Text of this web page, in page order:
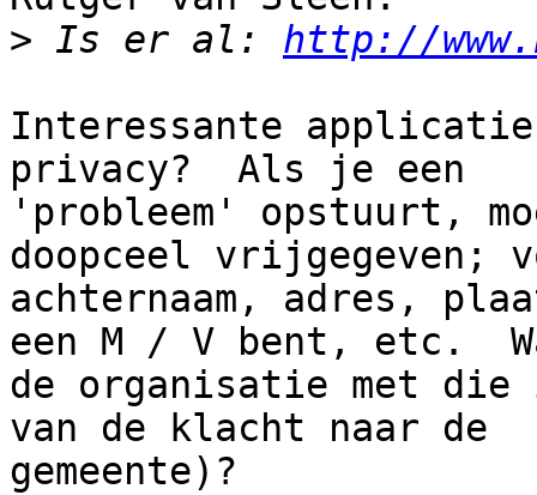
> Is er al: http://
Interessante
privacy?  Als je een
'probleem' opstuurt,
doopceel vrijgegeven;
achternaam, adres,
een M / V bent, etc.
de organisatie met
van de klacht naar de
gemeente)?